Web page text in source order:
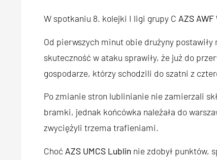
W spotkaniu 8. kolejki I ligi grupy C AZS
Od pierwszych minut obie drużyny
skuteczność w ataku sprawiły, że już do
gospodarze, którzy schodzili do szatni z
Po zmianie stron lublinianie nie zamierzali
bramki, jednak końcówka należała do
zwyciężyli trzema trafieniami.
Choć AZS UMCS Lublinnie zdobył punktów,